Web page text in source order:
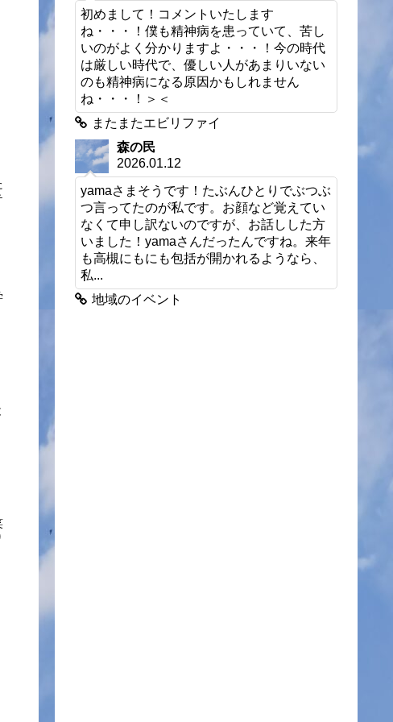
初めまして！コメントいたします
ね・・・！僕も精神病を患っていて、苦し
いのがよく分かりますよ・・・！今の時代
は厳しい時代で、優しい人があまりいない
のも精神病になる原因かもしれません
ね・・・！＞＜
またまたエビリファイ
森の民
2026.01.12
yamaさまそうです！たぶんひとりでぶつぶ
つ言ってたのが私です。お顔など覚えてい
なくて申し訳ないのですが、お話しした方
いました！yamaさんだったんですね。来年
も高槻にもにも包括が開かれるようなら、
私...
地域のイベント